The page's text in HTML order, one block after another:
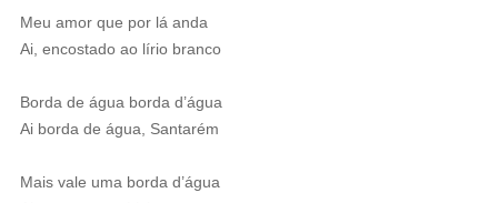
Meu amor que por lá anda
Ai, encostado ao lírio branco
Borda de água borda d’água
Ai borda de água, Santarém
Mais vale uma borda d’água